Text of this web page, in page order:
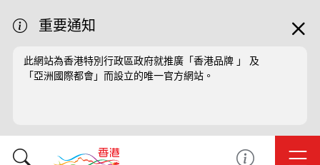
重要通知
此網站為香港特別行政區政府就推廣「香港品牌 」 及
「亞洲國際都會」而設立的唯一官方網站。